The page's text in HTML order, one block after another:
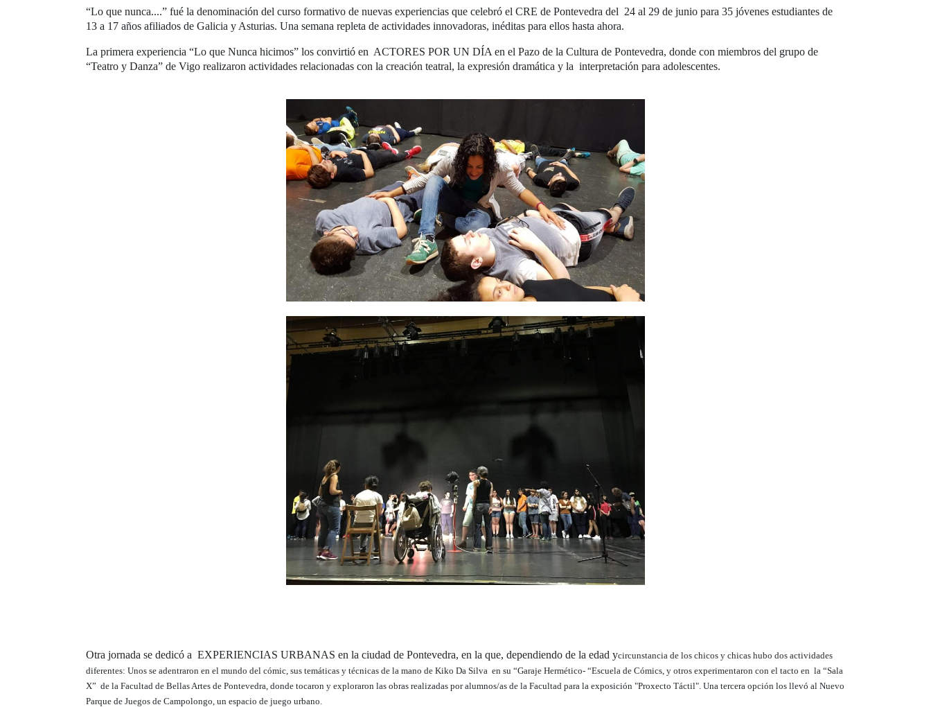
“Lo que nunca....” fué la denominación del curso formativo de nuevas experiencias que celebró el CRE de Pontevedra del 24 al 29 de junio para 35 jóvenes estudiantes de
13 a 17 años afiliados de Galicia y Asturias. Una semana repleta de actividades innovadoras, inéditas para ellos hasta ahora.
La primera experiencia “Lo que Nunca hicimos” los convirtió en ACTORES POR UN DÍA en el Pazo de la Cultura de Pontevedra, donde con miembros del grupo de
“Teatro y Danza” de Vigo realizaron actividades relacionadas con la creación teatral, la expresión dramática y la interpretación para adolescentes.
Otra jornada se dedicó a EXPERIENCIAS URBANAS en la ciudad de Pontevedra, en la que, dependiendo de la edad ycircunstancia de los chicos y chicas hubo dos actividades
diferentes: Unos se adentraron en el mundo del cómic, sus temáticas y técnicas de la mano de Kiko Da Silva en su “Garaje Hermético- “Escuela de Cómics, y otros experimentaron con el tacto en la “Sala
X” de la Facultad de Bellas Artes de Pontevedra, donde tocaron y exploraron las obras realizadas por alumnos/as de la Facultad para la exposición "Proxecto Táctil". Una tercera opción los llevó al Nuevo
Parque de Juegos de Campolongo, un espacio de juego urbano.